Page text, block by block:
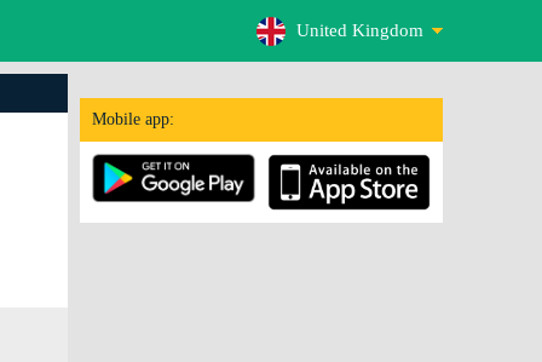
United Kingdom
Mobile app: